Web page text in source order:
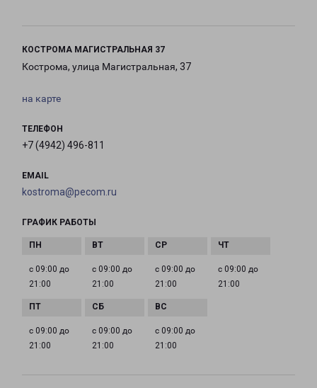
КОСТРОМА МАГИСТРАЛЬНАЯ 37
Кострома, улица Магистральная, 37
на карте
ТЕЛЕФОН
+7 (4942) 496-811
EMAIL
kostroma@pecom.ru
ГРАФИК РАБОТЫ
с 09:00 до
21:00
с 09:00 до
21:00
с 09:00 до
21:00
с 09:00 до
21:00
с 09:00 до
21:00
с 09:00 до
21:00
с 09:00 до
21:00